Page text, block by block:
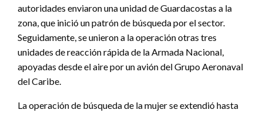
autoridades enviaron una unidad de Guardacostas a la
zona, que inició un patrón de búsqueda por el sector.
Seguidamente, se unieron a la operación otras tres
unidades de reacción rápida de la Armada Nacional,
apoyadas desde el aire por un avión del Grupo Aeronaval
del Caribe.
La operación de búsqueda de la mujer se extendió hasta